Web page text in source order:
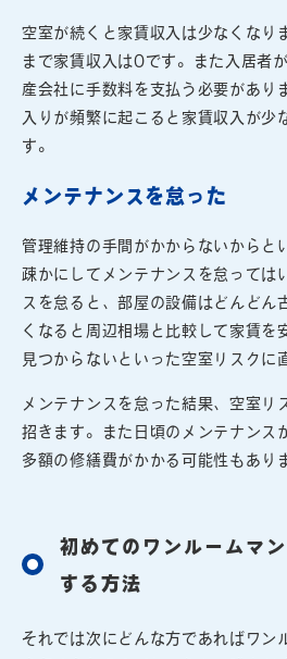
空室が続くと家賃収入は少なくなり
まで家賃収入は0です。また入居者
産会社に手数料を支払う必要があり
入りが頻繁に起こると家賃収入が少
す。
メンテナンスを怠った
管理維持の手間がかからないからと
疎かにしてメンテナンスを怠っては
スを怠ると、部屋の設備はどんどん
くなると周辺相場と比較して家賃を
見つからないといった空室リスクに
メンテナンスを怠った結果、空室リ
招きます。また日頃のメンテナンス
多額の修繕費がかかる可能性もあり
初めてのワンルームマ
する方法
それでは次にどんな方であればワン